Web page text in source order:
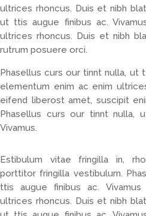
ultrices rhoncus. Duis et nibh
ut ttis augue finibus ac.
ultrices rhoncus. Duis et nibh
rutrum posuere orci.
Phasellus curs our tinnt nulla, ut
elementum enim ac enim
eifend liberost amet, suscipit
Phasellus curs our tinnt nulla,
Vivamus.
Estibulum vitae fringilla in,
porttitor fringilla vestibulum.
ttis augue finibus ac.
ultrices rhoncus. Duis et nibh